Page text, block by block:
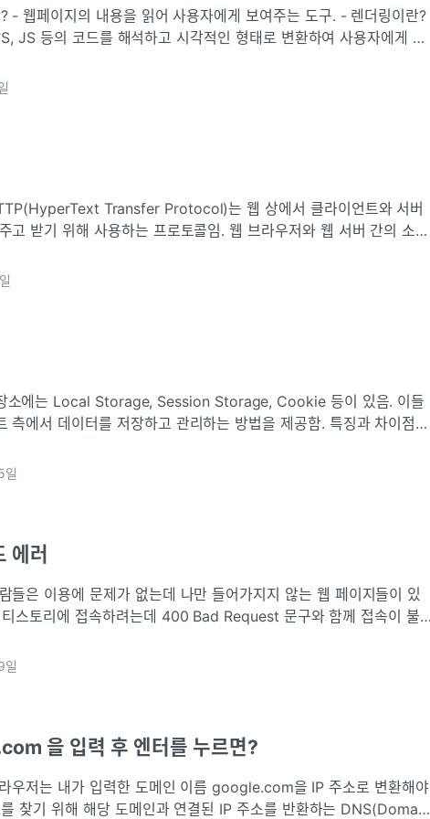
란?
JS 등의 코드를 해석하고 시각적인 형태로 변환하여 사용자에게 표
고 받기 위해 사용하는 프로토콜임. 웹 브라우저와 웹 서버 간의 소통
소에는 Local Storage, Session Storage, Cookie 등이 있음. 이들
측에서 데이터를 저장하고 관리하는 방법을 제공함. 특징과 차이점을
일
에러
들은 이용에 문제가 없는데 나만 들어가지지 않는 웹 페이지들이 있
스토리에 접속하려는데 400 Bad Request 문구와 함께 접속이 불
체크
일
을 입력 후 엔터를 누르면?
우저는 내가 입력한 도메인 이름 google.com을 IP 주소로 변환해야